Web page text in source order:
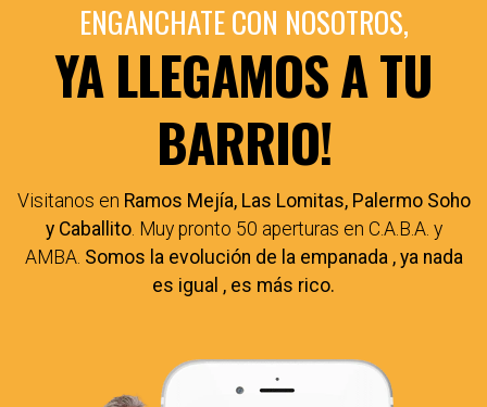
ENGANCHATE CON NOSOTROS,
YA LLEGAMOS A TU
BARRIO!
Visitanos en Ramos Mejía, Las Lomitas, Palermo Soho
y Caballito. Muy pronto 50 aperturas en C.A.B.A. y
AMBA. Somos la evolución de la empanada , ya nada
es igual , es más rico.